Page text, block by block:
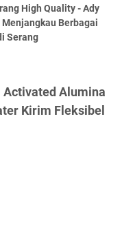
High Quality - Ady
Menjangkau Berbagai
Serang
Activated Alumina
Kirim Fleksibel